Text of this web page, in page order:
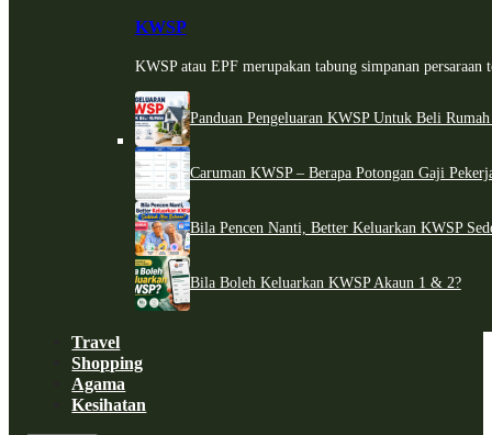
KWSP
KWSP atau EPF merupakan tabung simpanan persaraan
Panduan Pengeluaran KWSP Untuk Beli
Caruman KWSP – Berapa Potongan Gaji
Bila Pencen Nanti, Better Keluarkan KWSP
Bila Boleh Keluarkan KWSP Akaun 1 & 2?
Travel
Shopping
Agama
Kesihatan